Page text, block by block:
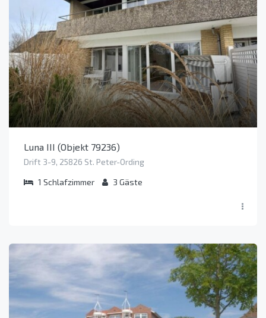
Luna III (Objekt 79236)
Drift 3-9, 25826 St. Peter-Ording
1 Schlafzimmer 3 Gäste